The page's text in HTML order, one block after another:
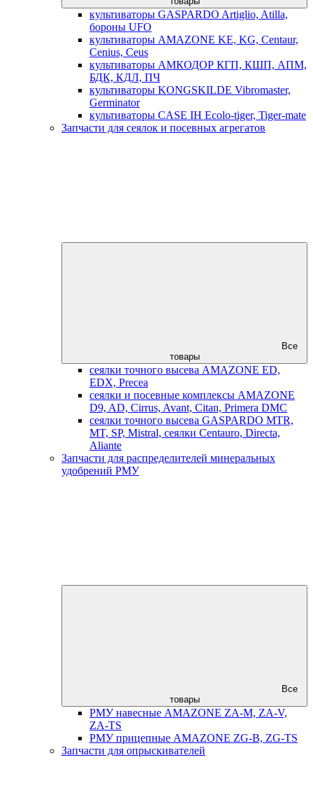
культиваторы GASPARDO Artiglio, Atilla,
бороны UFO
культиваторы AMAZONE KE, KG, Centaur,
Cenius, Ceus
культиваторы АМКОДОР КГП, КШП, АПМ,
БДК, КДЛ, ПЧ
культиваторы KONGSKILDE Vibromaster,
Germinator
культиваторы CASE IH Ecolo-tiger, Tiger-mate
Запчасти для сеялок и посевных агрегатов
Все
товары
сеялки точного высева AMAZONE ED,
EDX, Precea
сеялки и посевные комплексы AMAZONE
D9, AD, Cirrus, Avant, Citan, Primera DMC
сеялки точного высева GASPARDO MTR,
MT, SP, Mistral, сеялки Centauro, Directa,
Aliante
Запчасти для распределителей минеральных
удобрений РМУ
Все
товары
РМУ навесные AMAZONE ZA-M, ZA-V,
ZA-TS
РМУ прицепные AMAZONE ZG-B, ZG-TS
Запчасти для опрыскивателей